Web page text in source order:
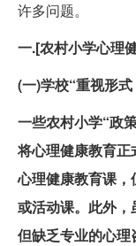
许多问题。
一.[农村小学心理
(一)学校“重视形
一些农村小学“政
将心理健康教育
心理健康教育课
或活动课。此外，
但缺乏专业的心